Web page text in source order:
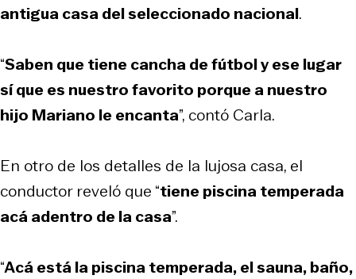
antigua casa del seleccionado nacional.
“Saben que tiene cancha de fútbol y ese lugar
sí que es nuestro favorito porque a nuestro
hijo Mariano le encanta”, contó Carla.
En otro de los detalles de la lujosa casa, el
conductor reveló que “tiene piscina temperada
acá adentro de la casa”.
“Acá está la piscina temperada, el sauna, baño,